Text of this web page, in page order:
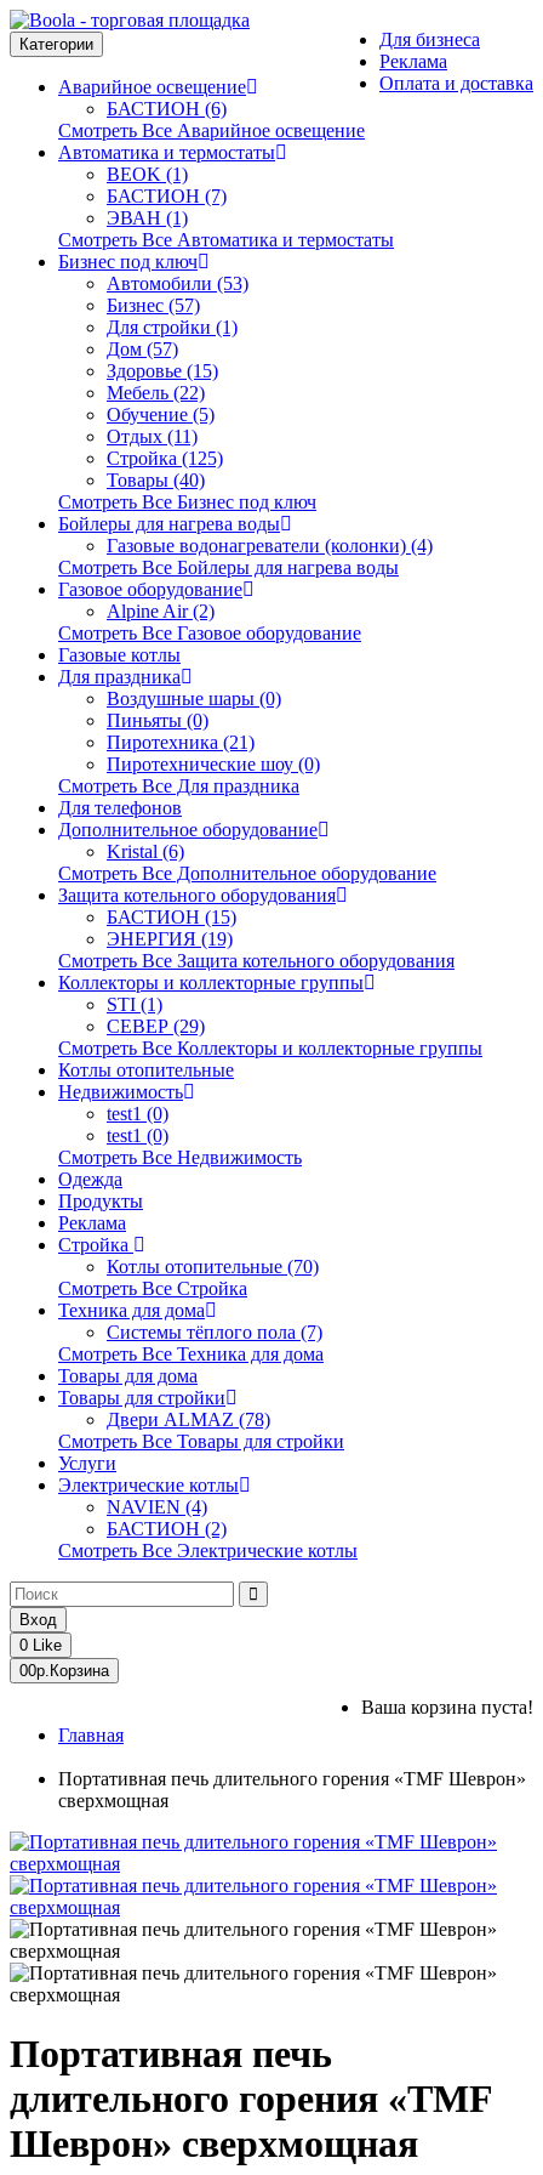
Для бизнеса
Реклама
Оплата и доставка
Категории
Аварийное освещение
БАСТИОН (6)
Смотреть Все Аварийное освещение
Автоматика и термостаты
BEOK (1)
БАСТИОН (7)
ЭВАН (1)
Смотреть Все Автоматика и термостаты
Бизнес под ключ
Автомобили (53)
Бизнес (57)
Для стройки (1)
Дом (57)
Здоровье (15)
Мебель (22)
Обучение (5)
Отдых (11)
Стройка (125)
Товары (40)
Смотреть Все Бизнес под ключ
Бойлеры для нагрева воды
Газовые водонагреватели (колонки) (4)
Смотреть Все Бойлеры для нагрева воды
Газовое оборудование
Alpine Air (2)
Смотреть Все Газовое оборудование
Газовые котлы
Для праздника
Воздушные шары (0)
Пиньяты (0)
Пиротехника (21)
Пиротехнические шоу (0)
Смотреть Все Для праздника
Для телефонов
Дополнительное оборудование
Kristal (6)
Смотреть Все Дополнительное оборудование
Защита котельного оборудования
БАСТИОН (15)
ЭНЕРГИЯ (19)
Смотреть Все Защита котельного оборудования
Коллекторы и коллекторные группы
STI (1)
СЕВЕР (29)
Смотреть Все Коллекторы и коллекторные группы
Котлы отопительные
Недвижимость
test1 (0)
test1 (0)
Смотреть Все Недвижимость
Одежда
Продукты
Реклама
Стройка
Котлы отопительные (70)
Смотреть Все Стройка
Техника для дома
Системы тёплого пола (7)
Смотреть Все Техника для дома
Товары для дома
Товары для стройки
Двери ALMAZ (78)
Смотреть Все Товары для стройки
Услуги
Электрические котлы
NAVIEN (4)
БАСТИОН (2)
Смотреть Все Электрические котлы
Вход
0 Like
00р. Корзина
Ваша корзина пуста!
Главная
Портативная печь длительного горения «TMF Шеврон»
сверхмощная
Портативная печь
длительного горения «TMF
Шеврон» сверхмощная